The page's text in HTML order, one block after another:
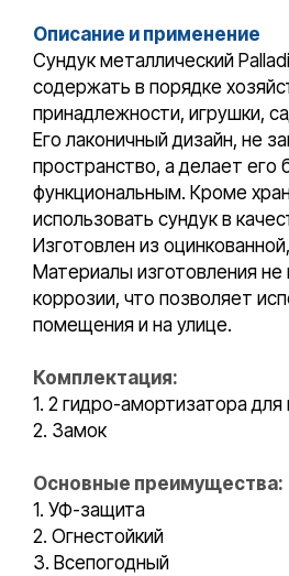
Описание и применение
Сундук металлический
содержать в порядке
принадлежности, игрушки,
Его лаконичный дизайн, не
пространство, а делает его
функциональным. Кроме
использовать сундук в
Изготовлен из
Материалы изготовления
коррозии, что позволяет
помещения и на улице.
Комплектация:
1. 2 гидро-амортизатора
2. Замок
Основные преимущества:
1. УФ-защита
2. Огнестойкий
3. Всепогодный